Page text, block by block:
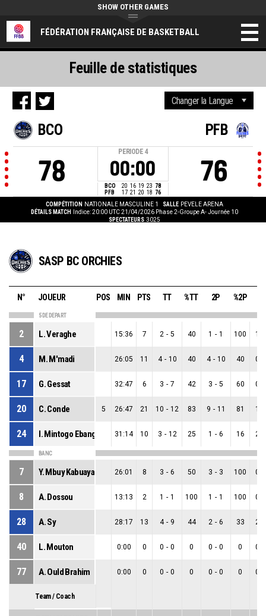
FÉDÉRATION FRANÇAISE DE BASKETBALL
SHOW OTHER GAMES
BCO
78
PERIODE 4
00:00
BCO 20 16 19 23 78
PFB
17 21 20 18 76
PFB
76
COMPÉTITION NATIONALE MASCULINE 1 SALLE PEVELE ARENA
DÉTAILS MATCH
Indice: 20:00 UTC 21/04/2026 Phase 2-Groupe A- Journée 10
SPECTATEURS 3025
Feuille de statistiques
SASP BC ORCHIES
N° JOUEUR POS MIN PTS TT %TT 2P %2P
5 DE DEPART
2 L. Veraghe 15:36 7 2 - 5 40 1 - 1 100 1
4 M. M'madi 26:05 11 4 - 10 40 4 - 10 40 0
17 G. Gessat 32:47 6 3 - 7 42 3 - 5 60 0
20 C. Conde 5 26:47 21 10 - 12 83 9 - 11 81 1
24 I. Mintogo Ebang 31:14 10 3 - 12 25 1 - 6 16 2
BANC
7 Y. Mbuy Kabuaya-Diondo26:01 8 3 - 6 50 3 - 3 100 0
8 A. Dossou 13:13 2 1 - 1 100 1 - 1 100 0
28 A. Sy 28:17 13 4 - 9 44 2 - 6 33 2
40 L. Mouton 0:00 0 0 - 0 0 0 - 0 0 0
77 A. Ould Brahim 0:00 0 0 - 0 0 0 - 0 0 0
Team / Coach